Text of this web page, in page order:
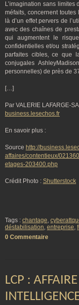
L’imagination sans
méfaits, concernent
là d’un effet pervers de
avec des chaînes de
qui augmentent le
confidentielles et/ou
parfaites cibles, ce que
conjugales
personnelles) de près de
[…]
Par VALERIE LAFARGE-
business.lesechos.fr
En savoir plus :
Source http://
affaires/contentieux/
etages-203400.php
Crédit Photo : Shutterstock
Tags : chantage,
déstabilisation, entreprise,
0 Commentaire
LCP :